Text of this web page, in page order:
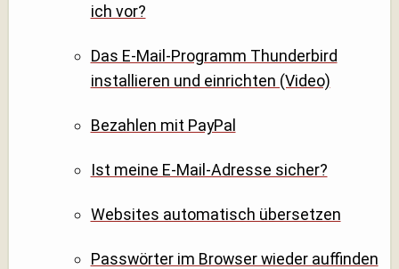
ich vor?
Das E-Mail-Programm Thunderbird
installieren und einrichten (Video)
Bezahlen mit PayPal
Ist meine E-Mail-Adresse sicher?
Websites automatisch übersetzen
Passwörter im Browser wieder auffinden